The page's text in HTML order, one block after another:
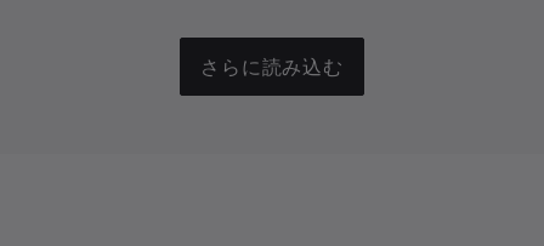
さらに読み込む